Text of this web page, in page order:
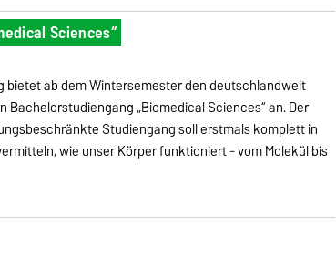
Sciences“
bietet ab dem Wintersemester den deutschlandweit
„Biomedical Sciences“ an. Der
Studiengang soll erstmals komplett in
wie unser Körper funktioniert - vom Molekül bis